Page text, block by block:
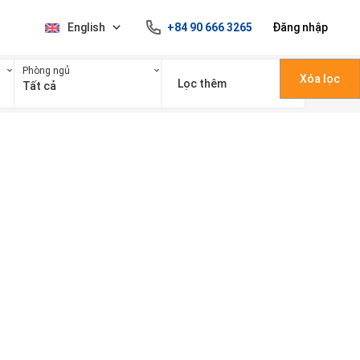
English +84 90 666 3265 Đăng nhập
Phòng ngủ
Tất cả Lọc thêm Xóa lọc